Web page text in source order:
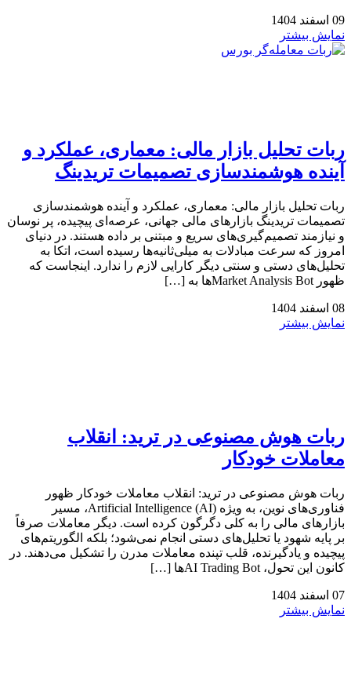
09 اسفند 1404
نمایش بیشتر
ربات تحلیل بازار مالی: معماری، عملکرد و
آینده هوشمندسازی تصمیمات تریدینگ
ربات تحلیل بازار مالی: معماری، عملکرد و آینده هوشمندسازی
تصمیمات تریدینگ بازارهای مالی جهانی، عرصه‌ای پیچیده، پر نوسان
و نیازمند تصمیم‌گیری‌های سریع و مبتنی بر داده هستند. در دنیای
امروز که سرعت مبادلات به میلی‌ثانیه‌ها رسیده است، اتکا به
تحلیل‌های دستی و سنتی دیگر کارایی لازم را ندارد. اینجاست که
ظهور Market Analysis Botها به […]
08 اسفند 1404
نمایش بیشتر
ربات هوش مصنوعی در ترید: انقلاب
معاملات خودکار
ربات هوش مصنوعی در ترید: انقلاب معاملات خودکار ظهور
فناوری‌های نوین، به ویژه Artificial Intelligence (AI)، مسیر
بازارهای مالی را به کلی دگرگون کرده است. دیگر معاملات صرفاً
بر پایه شهود یا تحلیل‌های دستی انجام نمی‌شود؛ بلکه الگوریتم‌های
پیچیده و یادگیرنده، قلب تپنده معاملات مدرن را تشکیل می‌دهند. در
کانون این تحول، AI Trading Botها […]
07 اسفند 1404
نمایش بیشتر